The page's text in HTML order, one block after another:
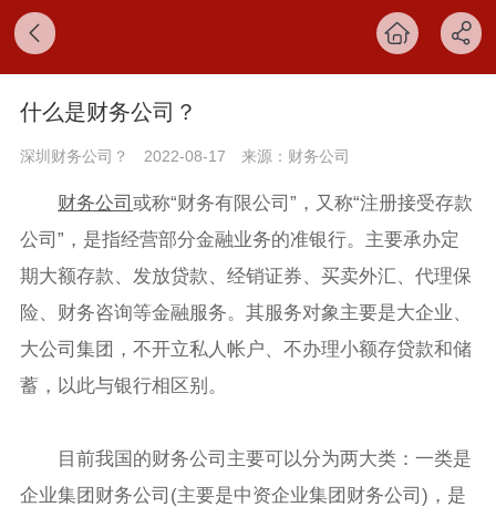
什么是财务公司？
深圳财务公司？ 2022-08-17 来源：财务公司
财务公司或称“财务有限公司”，又称“注册接受存款
公司”，是指经营部分金融业务的准银行。主要承办定
期大额存款、发放贷款、经销证券、买卖外汇、代理保
险、财务咨询等金融服务。其服务对象主要是大企业、
大公司集团，不开立私人帐户、不办理小额存贷款和储
蓄，以此与银行相区别。
目前我国的财务公司主要可以分为两大类：一类是
企业集团财务公司(主要是中资企业集团财务公司)，是